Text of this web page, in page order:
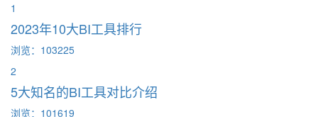
1
2023年10大BI工具排行
浏览：103225
2
5大知名的BI工具对比介绍
浏览：101619